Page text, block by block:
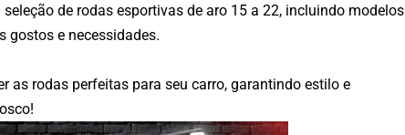
de rodas esportivas de aro 15 a 22, incluindo modelos
gostos e necessidades.
as rodas perfeitas para seu carro, garantindo estilo e